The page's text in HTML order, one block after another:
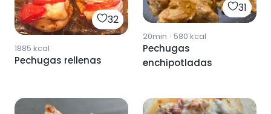
32
1885 kcal
Pechugas rellenas
31
20min · 580 kcal
Pechugas
enchipotladas